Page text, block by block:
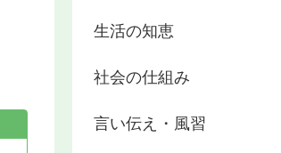
生活の知恵
社会の仕組み
言い伝え・風習